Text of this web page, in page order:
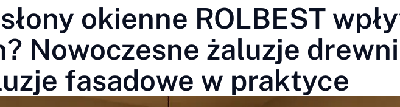
okienne ROLBEST
Nowoczesne żaluzje
fasadowe w praktyce